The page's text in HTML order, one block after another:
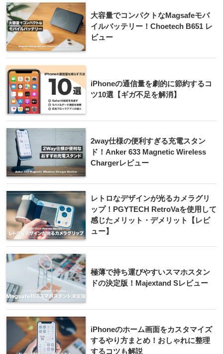
大容量でコンパクトなMagsafeモバ
イルバッテリー！Choetech B651 レ
ビュー
iPhoneの通信量を劇的に節約するコ
ツ10選【ギガ不足を解消】
2way仕様の便利すぎる充電スタン
ド！Anker 633 Magnetic Wireless
Chargerレビュー
レトロなデザインが光るカメラグリ
ップ！PGYTECH RetroVaを使用して
感じたメリット・デメリット【レビ
ュー】
極薄で持ち運びやすいスマホスタン
ドの決定版！Majextand Sレビュー
iPhoneのホーム画面をカスタマイズ
するやり方まとめ！おしゃれに整理
するコツも解説